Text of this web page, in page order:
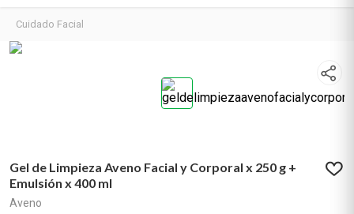
Cuidado Facial
Gel de Limpieza Aveno Facial y Corporal x 250 g +
Emulsión x 400 ml
Aveno
2.
8.get the look
9.nyx
10.serum elvive